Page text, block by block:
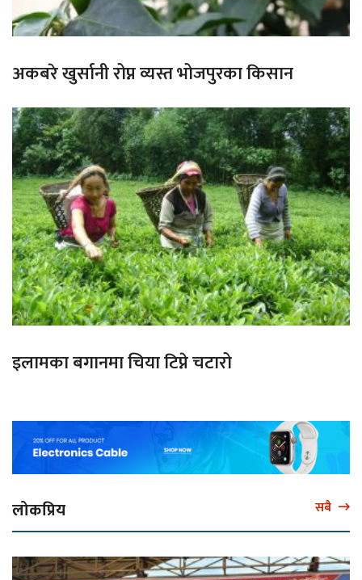
अकबरे खुर्सानी रोप्न व्यस्त भोजपुरका किसान
इलामका बगानमा चिया टिप्ने चटारो
लोकप्रिय सबै